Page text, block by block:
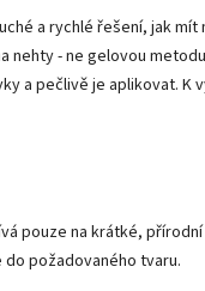
a rychlé řešení, jak
nehty - ne gelovou
a pečlivě je aplikovat. K
pouze na krátké,
požadovaného tvaru.